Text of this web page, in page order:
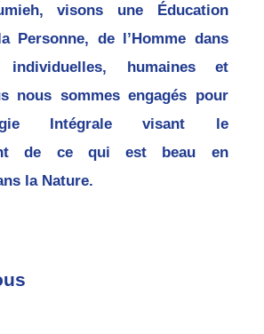
visons une Éducation
Personne, de l’Homme dans
humaines et
nous sommes engagés pour
Intégrale visant le
de ce qui est beau en
la Nature.